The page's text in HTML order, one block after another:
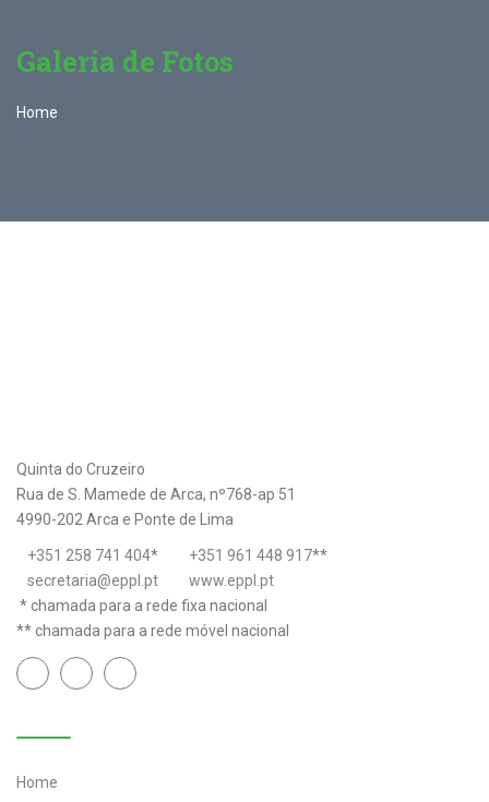
Galeria de Fotos
Home
Quinta do Cruzeiro
Rua de S. Mamede de Arca, nº768-ap 51
4990-202 Arca e Ponte de Lima
+351 258 741 404* +351 961 448 917**
secretaria@eppl.pt
www.eppl.pt
* chamada para a rede fixa nacional
** chamada para a rede móvel nacional
Home